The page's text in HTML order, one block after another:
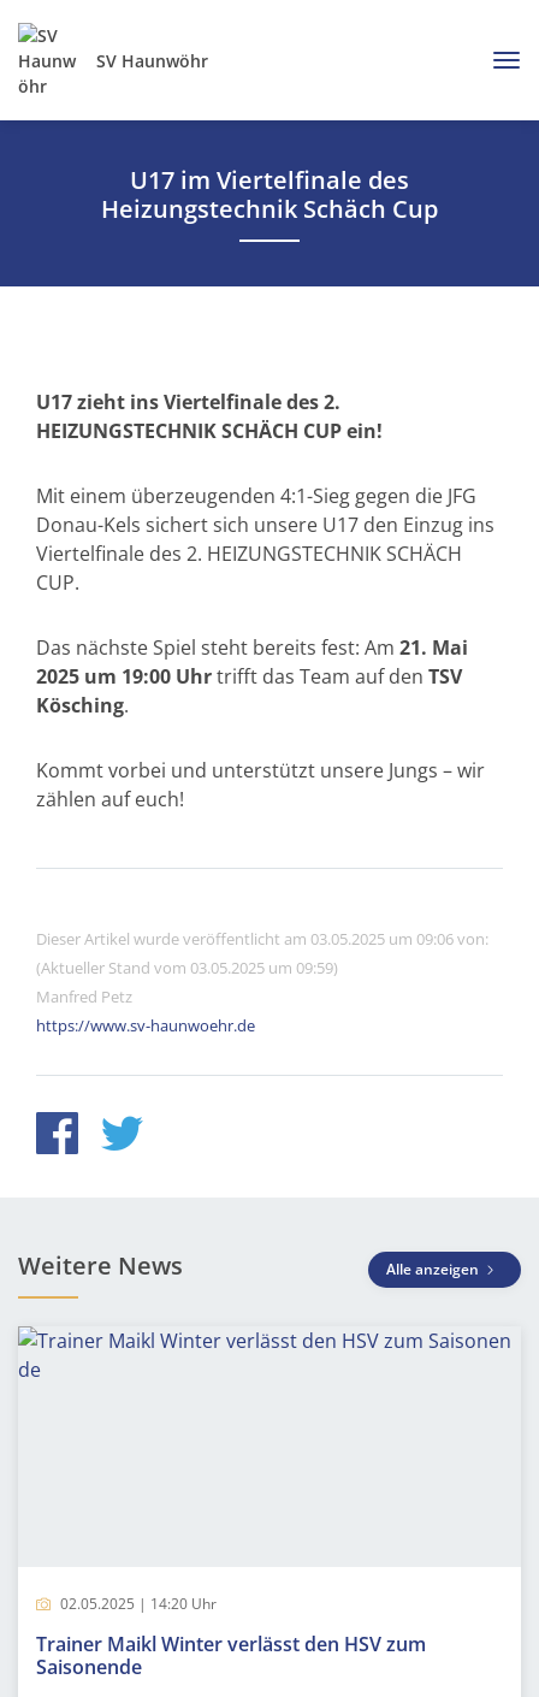
SV Haunwöhr
U17 im Viertelfinale des
Heizungstechnik Schäch Cup
U17 zieht ins Viertelfinale des 2.
HEIZUNGSTECHNIK SCHÄCH CUP ein!
Mit einem überzeugenden 4:1-Sieg gegen die JFG
Donau-Kels sichert sich unsere U17 den Einzug ins
Viertelfinale des 2. HEIZUNGSTECHNIK SCHÄCH
CUP.
Das nächste Spiel steht bereits fest: Am 21. Mai
2025 um 19:00 Uhrtrifft das Team auf den TSV
Kösching.
Kommt vorbei und unterstützt unsere Jungs – wir
zählen auf euch!
Dieser Artikel wurde veröffentlicht am 03.05.2025 um 09:06 von:
(Aktueller Stand vom 03.05.2025 um 09:59)
Manfred Petz
https://www.sv-haunwoehr.de
Weitere News Alle anzeigen
02.05.2025 | 14:20 Uhr
Trainer Maikl Winter verlässt den HSV zum
Saisonende